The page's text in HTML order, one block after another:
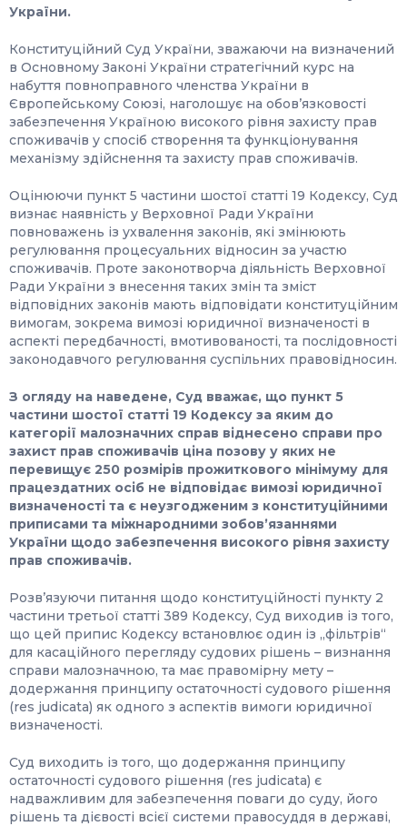
України.
Конституційний Суд України, зважаючи на визначений
в Основному Законі України стратегічний курс на
набуття повноправного членства України в
Європейському Союзі, наголошує на обов’язковості
забезпечення Україною високого рівня захисту прав
споживачів у спосіб створення та функціонування
механізму здійснення та захисту прав споживачів.
Оцінюючи пункт 5 частини шостої статті 19 Кодексу, Суд
визнає наявність у Верховної Ради України
повноважень із ухвалення законів, які змінюють
регулювання процесуальних відносин за участю
споживачів. Проте законотворча діяльність Верховної
Ради України з внесення таких змін та зміст
відповідних законів мають відповідати конституційним
вимогам, зокрема вимозі юридичної визначеності в
аспекті передбачності, вмотивованості, та послідовності
законодавчого регулювання суспільних правовідносин.
З огляду на наведене, Суд вважає, що пункт 5
частини шостої статті 19 Кодексу за яким до
категорії малозначних справ віднесено справи про
захист прав споживачів ціна позову у яких не
перевищує 250 розмірів прожиткового мінімуму для
працездатних осіб не відповідає вимозі юридичної
визначеності та є неузгодженим з конституційними
приписами та міжнародними зобовʼязаннями
України щодо забезпечення високого рівня захисту
прав споживачів.
Розв’язуючи питання щодо конституційності пункту 2
частини третьої статті 389 Кодексу, Суд виходив із того,
що цей припис Кодексу встановлює один із „фільтрів“
для касаційного перегляду судових рішень – визнання
справи малозначною, та має правомірну мету –
додержання принципу остаточності судового рішення
(res judicata) як одного з аспектів вимоги юридичної
визначеності.
Суд виходить із того, що додержання принципу
остаточності судового рішення (res judicata) є
надважливим для забезпечення поваги до суду, його
рішень та дієвості всієї системи правосуддя в державі,